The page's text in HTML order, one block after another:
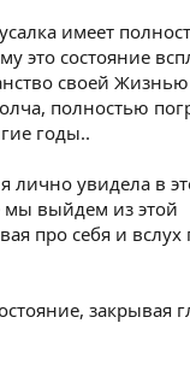
имеет
это состояние
своей
полностью
годы..
увидела в
мы выйдем из этой
про себя и
закрывая